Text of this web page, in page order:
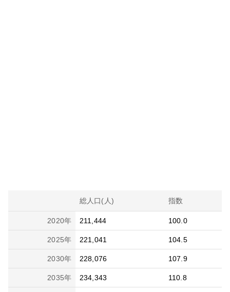
総人口(人) 指数
2020年 211,444 100.0
2025年 221,041 104.5
2030年 228,076 107.9
2035年 234,343 110.8